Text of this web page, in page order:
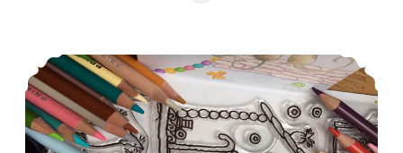
–
Reminder
Day of the Month Card Club #57 – Reminder 2